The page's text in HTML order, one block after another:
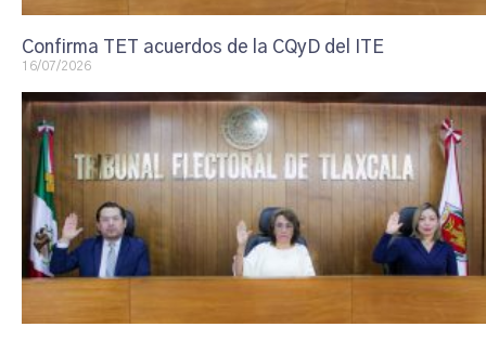
Confirma TET acuerdos de la CQyD del ITE
16/07/2026